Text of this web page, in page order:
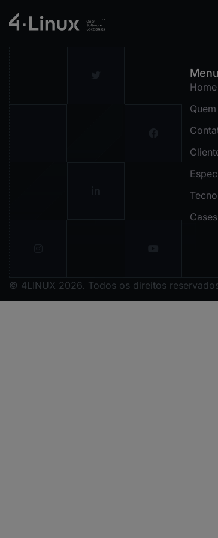
Menu
Home
Cases
© 4LINUX 2026. Todos os direitos